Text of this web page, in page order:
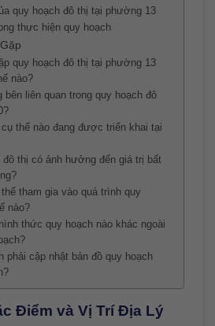
quy hoạch đô thị tại phường 13
thực hiện quy hoạch
quy hoạch đô thị tại phường 13
nào?
bên liên quan trong quy hoạch đô
thể nào đang được triển khai tại
đô thị có ảnh hưởng đến giá trị bất
tham gia vào quá trình quy
nào?
thức quy hoạch nào khác ngoài
phải cập nhật bản đồ quy hoạch
Điểm và Vị Trí Địa Lý